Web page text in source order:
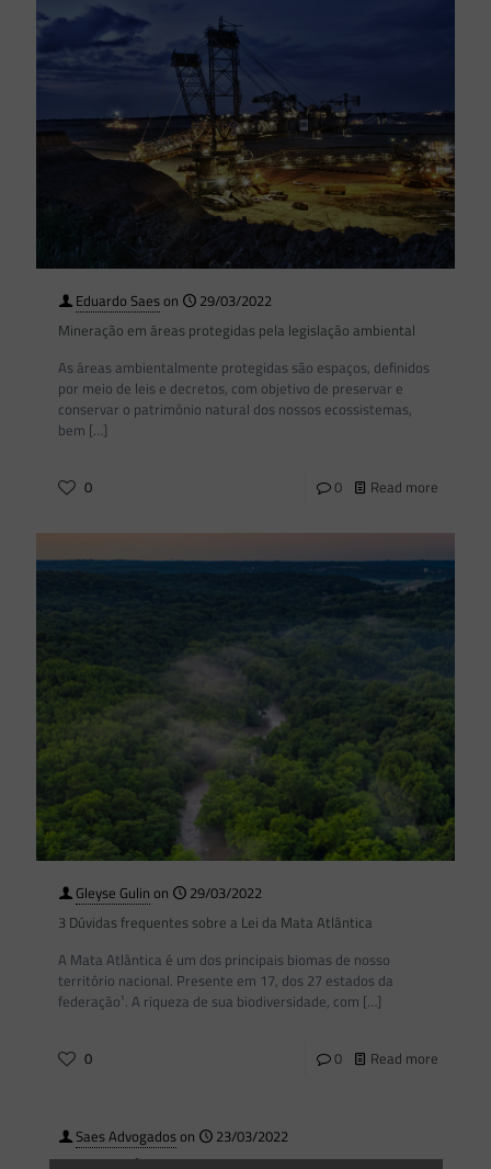
Eduardo Saeson
29/03/2022
Mineração em áreas protegidas pela legislação ambiental
As áreas ambientalmente protegidas são espaços, definidos
por meio de leis e decretos, com objetivo de preservar e
conservar o patrimônio natural dos nossos ecossistemas,
bem […]
0 0 Read more
Gleyse Gulin on
29/03/2022
3 Dúvidas frequentes sobre a Lei da Mata Atlântica
A Mata Atlântica é um dos principais biomas de nosso
território nacional. Presente em 17, dos 27 estados da
federação¹. A riqueza de sua biodiversidade, com […]
0 0 Read more
Saes Advogadoson
23/03/2022